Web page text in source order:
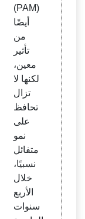
(PAM)
أيضًا
من
تأثير
معين،
لكنها لا
تزال
تحافظ
على
نمو
متفائل
نسبيًا،
خلال
الأربع
سنوات